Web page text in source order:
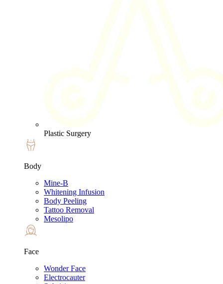
Plastic Surgery
Body
Mine-B
Whitening Infusion
Body Peeling
Tattoo Removal
Mesolipo
Face
Wonder Face
Electrocauter